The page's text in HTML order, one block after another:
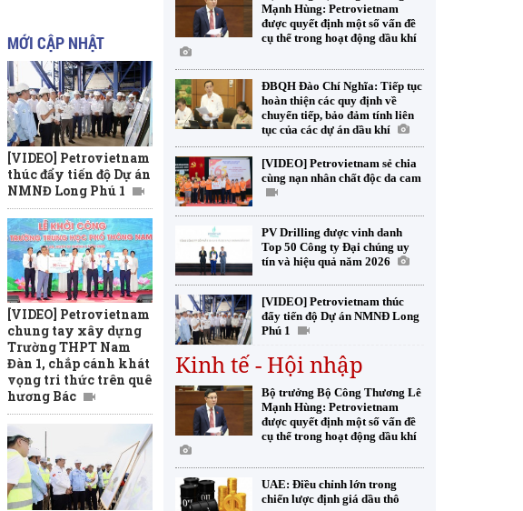
MỚI CẬP NHẬT
[VIDEO] Petrovietnam
thúc đẩy tiến độ Dự án
NMNĐ Long Phú 1
[VIDEO] Petrovietnam
chung tay xây dựng
Trường THPT Nam
Đàn 1, chắp cánh khát
vọng tri thức trên quê
hương Bác
Mạnh Hùng: Petrovietnam
được quyết định một số vấn đề
cụ thể trong hoạt động dầu khí
ĐBQH Đào Chí Nghĩa: Tiếp tục
hoàn thiện các quy định về
chuyển tiếp, bảo đảm tính liên
tục của các dự án dầu khí
[VIDEO] Petrovietnam sẻ chia
cùng nạn nhân chất độc da cam
PV Drilling được vinh danh
Top 50 Công ty Đại chúng uy
tín và hiệu quả năm 2026
[VIDEO] Petrovietnam thúc
đẩy tiến độ Dự án NMNĐ Long
Phú 1
Kinh tế - Hội nhập
Bộ trưởng Bộ Công Thương Lê
Mạnh Hùng: Petrovietnam
được quyết định một số vấn đề
cụ thể trong hoạt động dầu khí
UAE: Điều chỉnh lớn trong
chiến lược định giá dầu thô